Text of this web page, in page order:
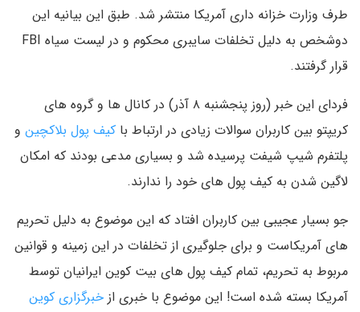
طرف وزارت خزانه داری آمریکا منتشر شد. طبق این بیانیه این
دوشخص به دلیل تخلفات سایبری محکوم و در لیست سیاه FBI
قرار گرفتند.
فردای این خبر (روز پنجشنبه ۸ آذر) در کانال ها و گروه های
کریپتو بین کاربران سوالات زیادی در ارتباط با کیف پول بلاکچین و
پلتفرم شیپ شیفت پرسیده شد و بسیاری مدعی بودند که امکان
لاگین شدن به کیف پول های خود را ندارند.
جو بسیار عجیبی بین کاربران افتاد که این موضوع به دلیل تحریم
های آمریکاست و برای جلوگیری از تخلفات در این زمینه و قوانین
مربوط به تحریم، تمام کیف پول های بیت کوین ایرانیان توسط
آمریکا بسته شده است! این موضوع با خبری از خبرگزاری کوین